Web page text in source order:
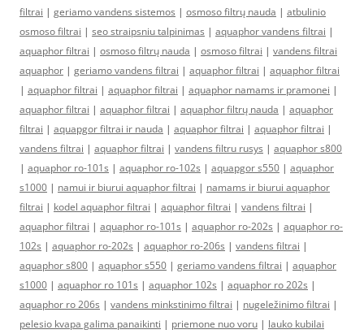
filtrai | geriamo vandens sistemos | osmoso filtrų nauda | atbulinio
osmoso filtrai | seo straipsniu talpinimas | aquaphor vandens filtrai |
aquaphor filtrai | osmoso filtrų nauda | osmoso filtrai | vandens filtrai
aquaphor | geriamo vandens filtrai | aquaphor filtrai | aquaphor filtrai
| aquaphor filtrai | aquaphor filtrai | aquaphor namams ir pramonei |
aquaphor filtrai | aquaphor filtrai | aquaphor filtrų nauda | aquaphor
filtrai | aquapgor filtrai ir nauda | aquaphor filtrai | aquaphor filtrai |
vandens filtrai | aquaphor filtrai | vandens filtru rusys | aquaphor s800
| aquaphor ro-101s | aquaphor ro-102s | aquapgor s550 | aquaphor
s1000 | namui ir biurui aquaphor filtrai | namams ir biurui aquaphor
filtrai | kodel aquaphor filtrai | aquaphor filtrai | vandens filtrai |
aquaphor filtrai | aquaphor ro-101s | aquaphor ro-202s | aquaphor ro-
102s | aquaphor ro-202s | aquaphor ro-206s | vandens filtrai |
aquaphor s800 | aquaphor s550 | geriamo vandens filtrai | aquaphor
s1000 | aquaphor ro 101s | aquaphor 102s | aquaphor ro 202s |
aquaphor ro 206s | vandens minkstinimo filtrai | nugeležinimo filtrai |
pelesio kvapa galima panaikinti | priemone nuo voru | lauko kubilai